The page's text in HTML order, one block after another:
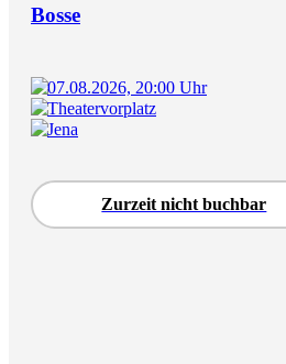
Bosse
07.08.2026, 20:00 Uhr
Theatervorplatz
Jena
Zurzeit nicht buchbar